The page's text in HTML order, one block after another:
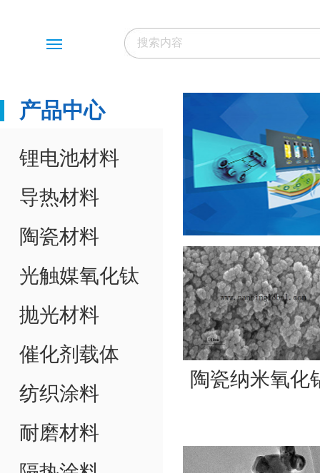
产品中心
锂电池材料
导热材料
陶瓷材料
光触媒氧化钛
抛光材料
催化剂载体
纺织涂料
耐磨材料
陶瓷纳米氧化